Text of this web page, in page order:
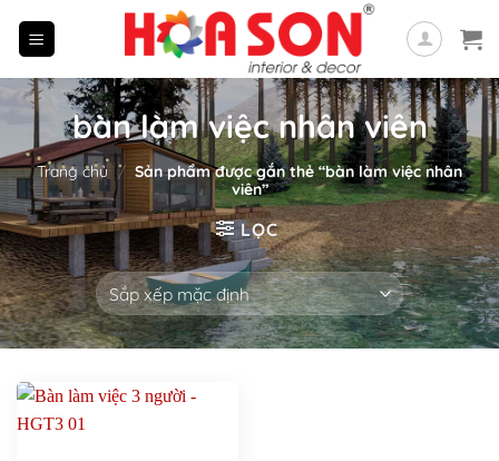
bàn làm việc nhân viên
Trang chủ / Sản phẩm được gắn thẻ “bàn làm việc nhân
viên”
LỌC